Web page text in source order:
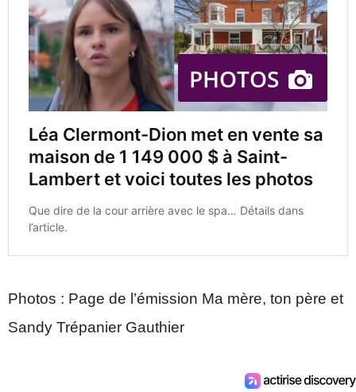
Photos : Page de l’émission Ma mère, ton père et
Sandy Trépanier Gauthier